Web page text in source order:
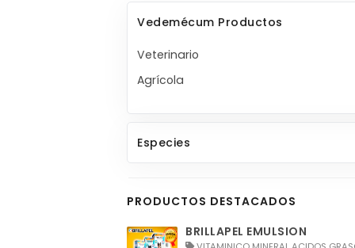
Vedemécum Productos
Veterinario
Agrícola
Especies
PRODUCTOS DESTACADOS
BRILLAPEL EMULSION